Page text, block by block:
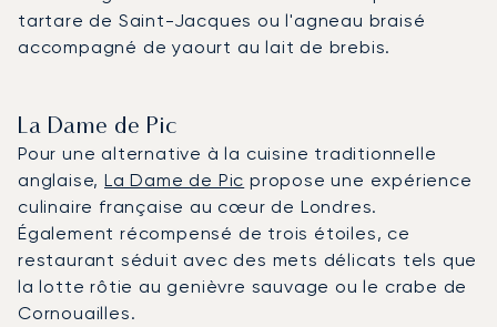
tartare de Saint-Jacques ou l'agneau braisé
accompagné de yaourt au lait de brebis.
La Dame de Pic
Pour une alternative à la cuisine traditionnelle
anglaise,La Dame de Pic propose une expérience
culinaire française au cœur de Londres.
Également récompensé de trois étoiles, ce
restaurant séduit avec des mets délicats tels que
la lotte rôtie au genièvre sauvage ou le crabe de
Cornouailles.